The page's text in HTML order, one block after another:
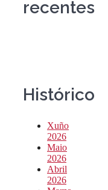
recentes
Histórico
Xuño
2026
Maio
2026
Abril
2026